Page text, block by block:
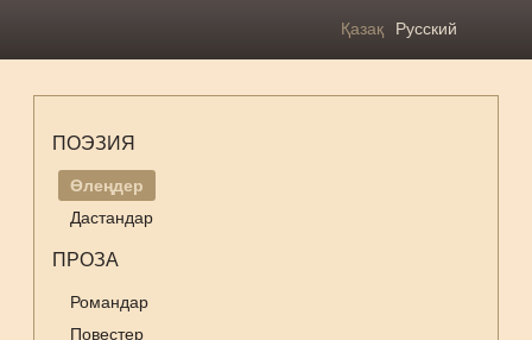
Қазақ Русский
ПОЭЗИЯ
Өлеңдер
Дастандар
ПРОЗА
Романдар
Повестер